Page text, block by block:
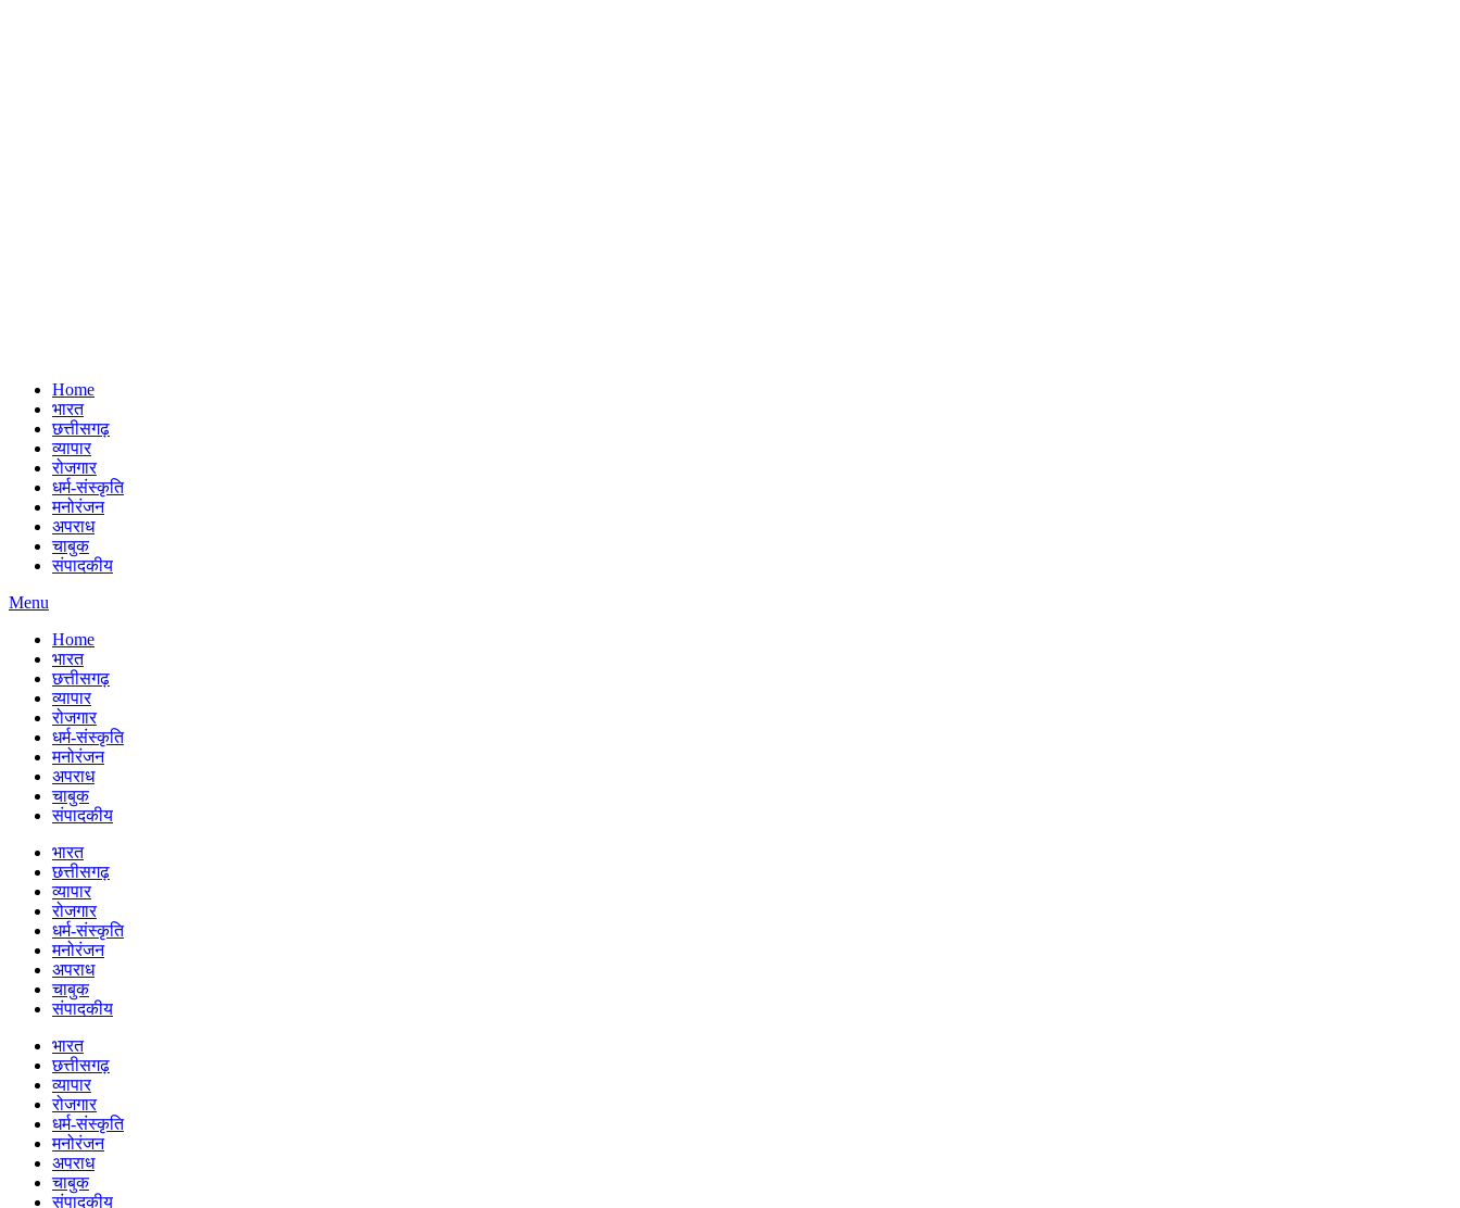
Home
भारत
छत्तीसगढ़
व्यापार
रोजगार
धर्म-संस्कृति
मनोरंजन
अपराध
चाबुक
संपादकीय
Menu
Home
भारत
छत्तीसगढ़
व्यापार
रोजगार
धर्म-संस्कृति
मनोरंजन
अपराध
चाबुक
संपादकीय
भारत
छत्तीसगढ़
व्यापार
रोजगार
धर्म-संस्कृति
मनोरंजन
अपराध
चाबुक
संपादकीय
भारत
छत्तीसगढ़
व्यापार
रोजगार
धर्म-संस्कृति
मनोरंजन
अपराध
चाबुक
संपादकीय